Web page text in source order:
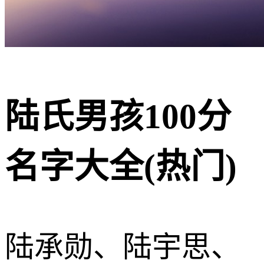
陆氏男孩100分
名字大全(热门)
陆承勋、陆宇思、